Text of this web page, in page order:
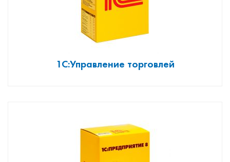
1С:Управление торговлей